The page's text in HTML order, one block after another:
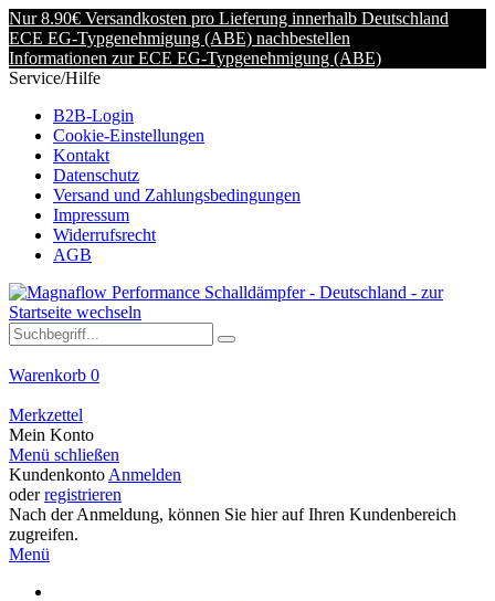
Nur 8.90€ Versandkosten pro Lieferung innerhalb Deutschland
ECE EG-Typgenehmigung (ABE) nachbestellen
Informationen zur ECE EG-Typgenehmigung (ABE)
Service/Hilfe
B2B-Login
Cookie-Einstellungen
Kontakt
Datenschutz
Versand und Zahlungsbedingungen
Impressum
Widerrufsrecht
AGB
Warenkorb 0
Merkzettel
Mein Konto
Menü schließen
Kundenkonto Anmelden
oderregistrieren
Nach der Anmeldung, können Sie hier auf Ihren Kundenbereich
zugreifen.
Menü